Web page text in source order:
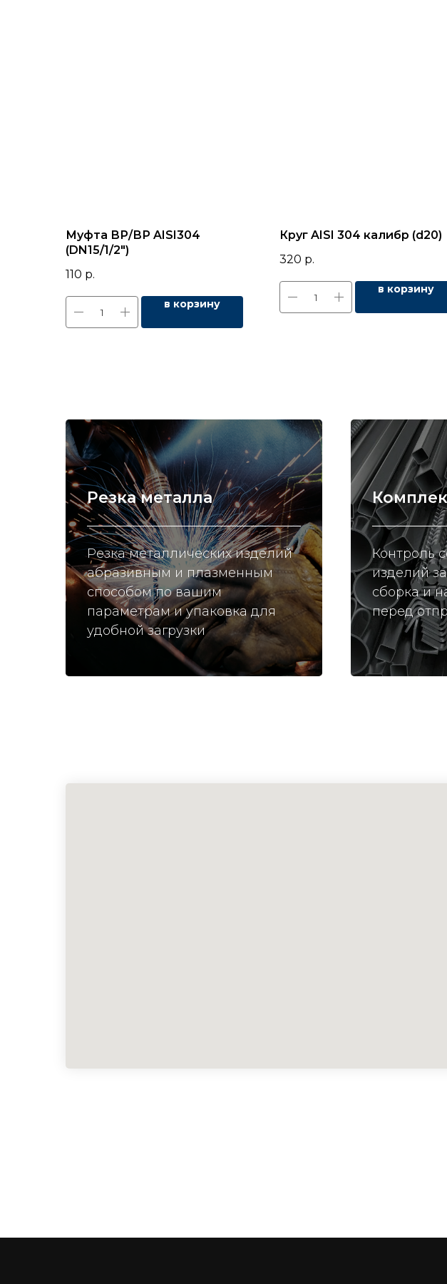
Муфта ВР/ВР AISI304
(DN15/1/2")
110 р.
в корзину
Круг AISI 304 калибр (d20)
320 р.
в корзину
Резка металла
Резка металлических изделий
абразивным и плазменным
способом по вашим
параметрам и упаковка для
удобной загрузки
Контроль
изделий
сборка и
перед